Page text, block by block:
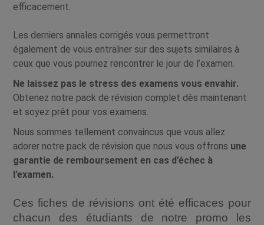
efficacement.
Les derniers annales corrigés vous permettront
également de vous entraîner sur des sujets similaires à
ceux que vous pourriez rencontrer le jour de l’examen.
Ne laissez pas le stress des examens vous envahir.
Obtenez notre pack de révision complet dès maintenant
et soyez prêt pour vos examens.
Nous sommes tellement convaincus que vous allez
adorer notre pack de révision que nous vous offrons une
garantie de remboursement en cas d’échec à
l’examen.
Ces fiches de révisions ont été efficaces pour
chacun des étudiants de notre promo les